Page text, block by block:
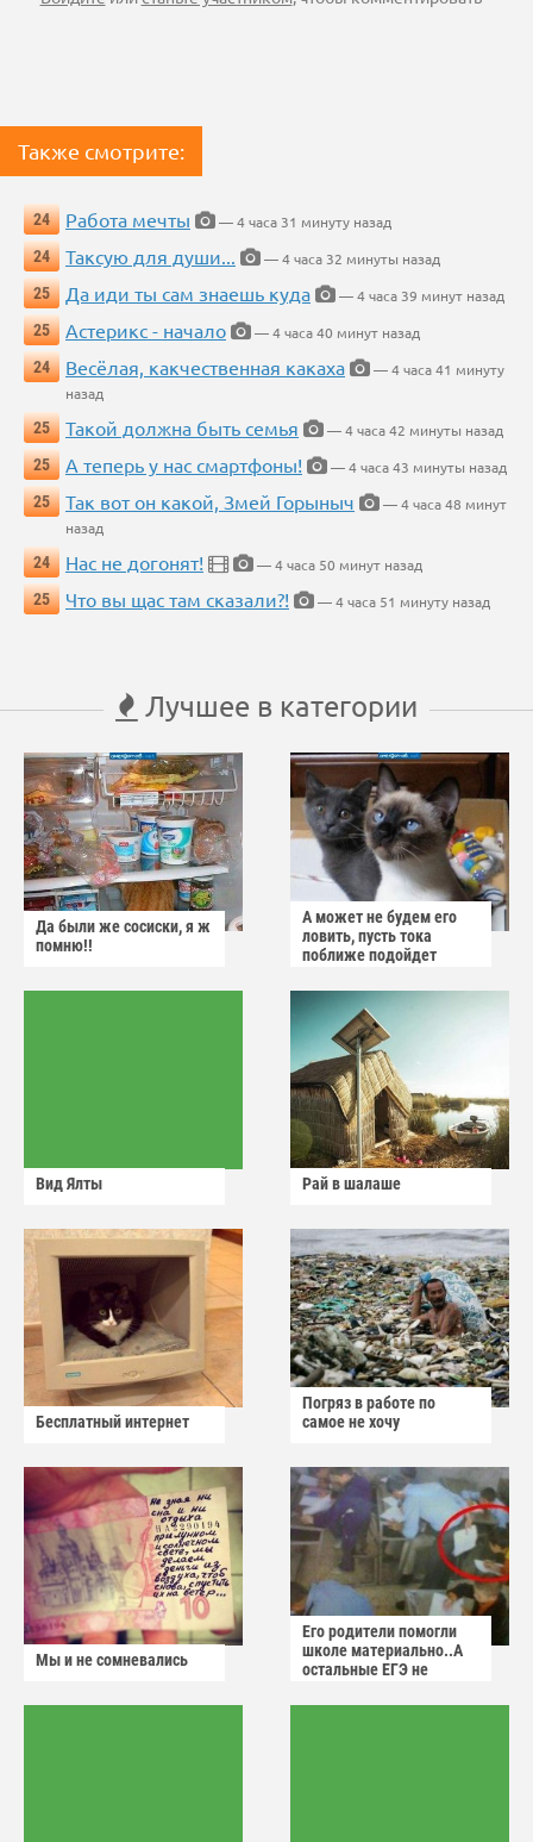
Также смотрите:
24 Работа мечты
— 4 часа 31 минуту назад
24
Таксую для души...
— 4 часа 32 минуты назад
25
Да иди ты сам знаешь куда
— 4 часа 39 минут назад
25
Астерикс - начало
— 4 часа 40 минут назад
24
Весёлая, какчественная какаха
— 4 часа 41 минуту
назад
25
Такой должна быть семья
— 4 часа 42 минуты назад
25
А теперь у нас смартфоны!
— 4 часа 43 минуты назад
25
Так вот он какой, Змей Горыныч
— 4 часа 48 минут
назад
24
Нас не догонят!
— 4 часа 50 минут назад
25
Что вы щас там сказали?! — 4 часа 51 минуту назад
Лучшее в категории
Да были же сосиски, я ж
помню!!
А может не будем его
ловить, пусть тока
поближе подойдет
Вид Ялты Рай в шалаше
Бесплатный интернет
Погряз в работе по
самое не хочу
Мы и не сомневались
Его родители помогли
школе материально..А
остальные ЕГЭ не